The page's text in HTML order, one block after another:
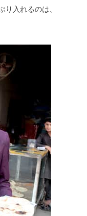
り入れるのは、